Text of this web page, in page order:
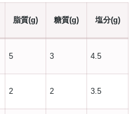
脂質(g) 糖質(g) 塩分(g)
5 3 4.5
2 2 3.5